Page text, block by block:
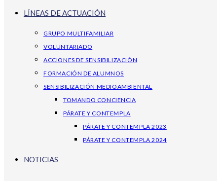
LÍNEAS DE ACTUACIÓN
GRUPO MULTIFAMILIAR
VOLUNTARIADO
ACCIONES DE SENSIBILIZACIÓN
FORMACIÓN DE ALUMNOS
SENSIBILIZACIÓN MEDIOAMBIENTAL
TOMANDO CONCIENCIA
PÁRATE Y CONTEMPLA
PÁRATE Y CONTEMPLA 2023
PÁRATE Y CONTEMPLA 2024
NOTICIAS